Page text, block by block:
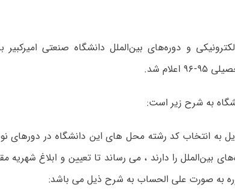
و دوره‌های بین‌الملل دانشگاه صنعتی امیرکبیر
شد.
به شرح زیر است:
به انتخاب کد رشته محل های این دانشگاه در دورهای
بین‌الملل را دارند ، می رساند تا تعیین و ابلاغ شهریه
به صورت علی الحساب به شرح ذیل می باشد: